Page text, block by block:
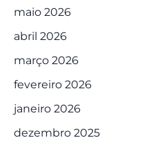
maio 2026
abril 2026
março 2026
fevereiro 2026
janeiro 2026
dezembro 2025